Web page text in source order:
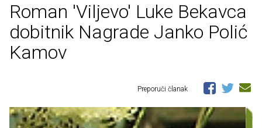
Roman 'Viljevo' Luke Bekavca
dobitnik Nagrade Janko Polić
Kamov
Preporuči članak